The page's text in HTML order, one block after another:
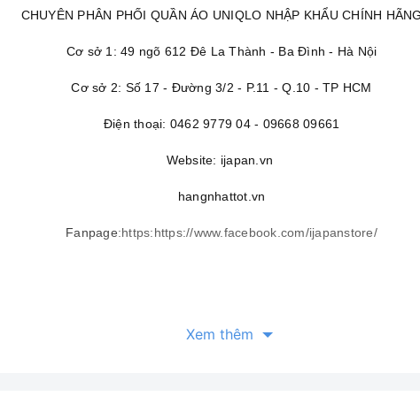
CHUYÊN PHÂN PHỐI QUẦN ÁO UNIQLO NHẬP KHẨU CHÍNH
Cơ sở 1: 49 ngõ 612 Đê La Thành - Ba Đình - Hà Nội
Cơ sở 2: Số 17 - Đường 3/2 - P.11 - Q.10 - TP HCM
Điện thoại: 0462 9779 04 - 09668 09661
Website: ijapan.vn
hangnhattot.vn
Fanpage:https:https://www.facebook.com/ijapanstore/
Xem thêm